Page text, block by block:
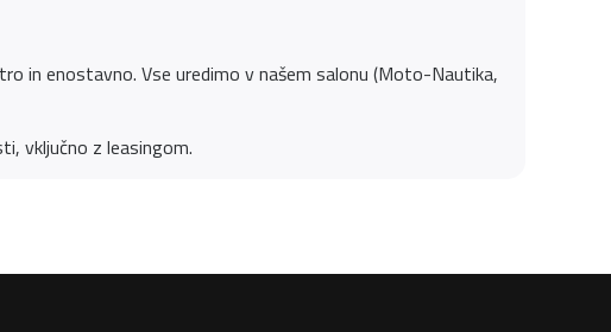
in enostavno. Vse uredimo v našem salonu (Moto-Nautika,
vključno z leasingom.